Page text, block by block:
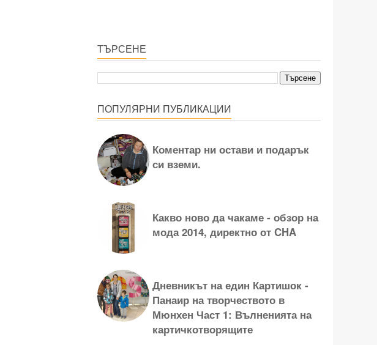
ТЪРСЕНЕ
ПОПУЛЯРНИ ПУБЛИКАЦИИ
Коментар ни остави и подарък
си вземи.
Какво ново да чакаме - обзор на
мода 2014, директно от CHA
Дневникът на един Картишок -
Панаир на творчеството в
Мюнхен Част 1: Вълненията на
картичкотворящите